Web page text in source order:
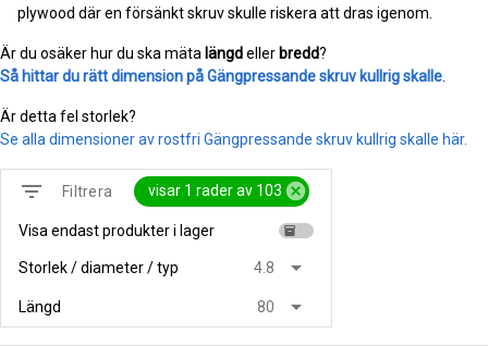
plywood där en försänkt skruv skulle riskera att dras igenom.
Är du osäker hur du ska mäta längdeller bredd?
Så hittar du rätt dimension på Gängpressande skruv kullrig skalle
Är detta fel storlek?
Se alla dimensioner av rostfri Gängpressande skruv kullrig skalle här.
filter_list Filtrera visar 1 rader av 103 cancel
Visa endast produkter i lager inventory
Storlek / diameter / typ 4.8 arrow_drop_down
Längd 80 arrow_drop_down